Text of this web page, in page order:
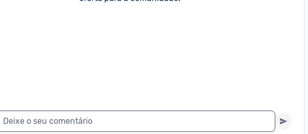
Deixe o seu comentário